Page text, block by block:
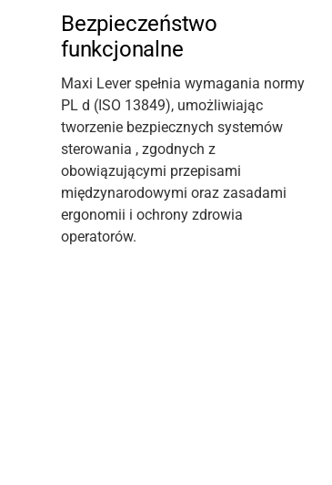
Bezpieczeństwo
funkcjonalne
Maxi Lever spełnia wymagania normy
PL d (ISO 13849), umożliwiając
tworzenie bezpiecznych systemów
sterowania ,zgodnych z
obowiązującymi przepisami
międzynarodowymi oraz zasadami
ergonomii i ochrony zdrowia
operatorów.